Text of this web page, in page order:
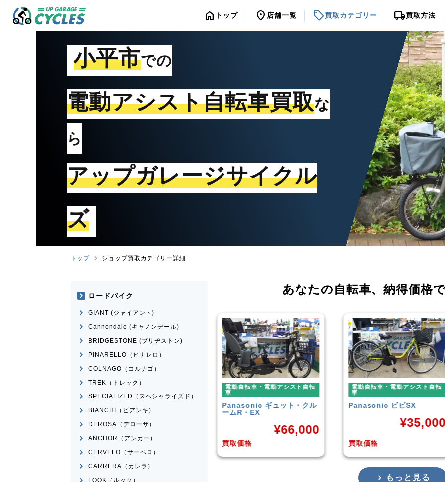
home トップ location_on 店舗一覧 sell買取カテゴリー local_shipping買取方法
小平市での
電動アシスト自転車買取な
ら
アップガレージサイクル
ズ
トップ ショップ買取カテゴリー詳細
あなたの自転車、 納得価格
電動自転車・電動アシスト自転
車
ームR・EX
買取価格
¥
電動自転車・電動アシスト自転
車
Panasonic ビビSX
買取価格
¥35,000
電動自転車・電動アシスト自転
車
YAMAHAPAS With
買取価格
¥
もっと見る
ロードバイク
GIANT (ジャイアント)
Cannondale (キャノンデール)
BRIDGESTONE (ブリヂストン)
PINARELLO（ピナレロ）
COLNAGO（コルナゴ）
TREK（トレック）
SPECIALIZED（スペシャライズド）
BIANCHI（ビアンキ）
DEROSA（デローザ）
ANCHOR（アンカー）
CERVELO（サーベロ）
CARRERA（カレラ）
LOOK（ルック）